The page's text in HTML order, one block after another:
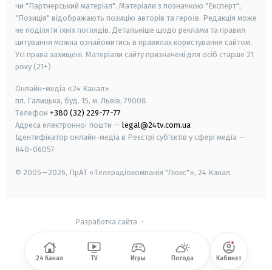
чи "Партнерський матеріал". Матеріали з позначкою "Експерт",
"Позиція" відображають позицію авторів та героїв. Редакція може
не поділяти їхніх поглядів. Детальніше щодо реклами та правил
цитування можна ознайомитись в правилах користування сайтом.
Усі права захищені. Матеріали сайту призначені для осіб старше 21
року (21+)
Онлайн-медіа «24 Канал»
пл. Галицька, буд. 15, м. Львів, 79008
Телефон +380 (32) 229-77-77
Адреса електронної пошти — legal@24tv.com.ua
Ідентифікатор онлайн-медіа в Реєстрі суб'єктів у сфері медіа —
R40-06057
© 2005—2026, ПрАТ «Телерадіокомпанія "Люкс"», 24 Канал.
Разработка сайта -
24 Канал TV Игры Погода Кабинет